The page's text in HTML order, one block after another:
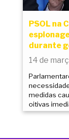
PSOL na
durante
14 de
medidas
oitivas